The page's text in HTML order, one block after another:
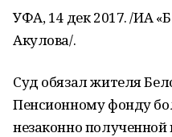
УФА, 14 дек 2017. /ИА
Акулова/.
Суд обязал жителя
Пенсионному фонду
незаконно полученной